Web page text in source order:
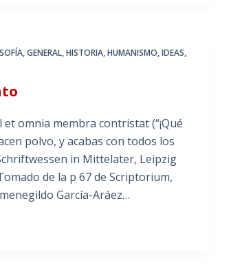
,GENERAL,HISTORIA,HUMANISMO,IDEAS,
omnia membra contristat (“¡Qué
polvo, y acabas con todos los
in Mittelater, Leipzig
de la p 67 de Scriptorium,
García-Aráez…